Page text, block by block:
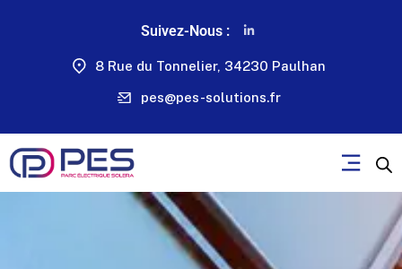
Suivez-Nous :
8 Rue du Tonnelier, 34230 Paulhan
pes@pes-solutions.fr